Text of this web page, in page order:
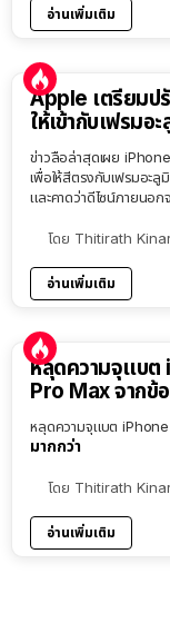
อ่านเพิ่มเติม
Apple เตรียมป
ให้เข้ากับเฟรมอ
ข่าวลือล่าสุดเผย
เพื่อให้สีตรงกับเฟรมอะลู
และคาดว่าดีไซน์ภายนอ
โดย Thitirath
อ่านเพิ่มเติม
หลุดความจุแบต
Pro Max จากข้
หลุดความจุแบต
มากกว่า
โดย Thitirath
อ่านเพิ่มเติม